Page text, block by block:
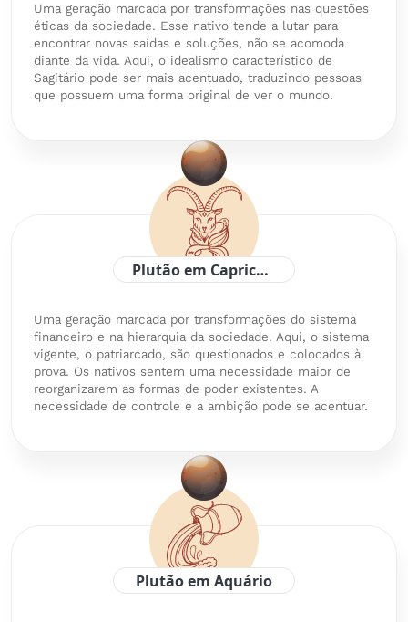
Uma geração marcada por transformações nas questões
éticas da sociedade. Esse nativo tende a lutar para
encontrar novas saídas e soluções, não se acomoda
diante da vida. Aqui, o idealismo característico de
Sagitário pode ser mais acentuado, traduzindo pessoas
que possuem uma forma original de ver o mundo.
Plutão em Capricórnio
Uma geração marcada por transformações do sistema
financeiro e na hierarquia da sociedade. Aqui, o sistema
vigente, o patriarcado, são questionados e colocados à
prova. Os nativos sentem uma necessidade maior de
reorganizarem as formas de poder existentes. A
necessidade de controle e a ambição pode se acentuar.
Plutão em Aquário